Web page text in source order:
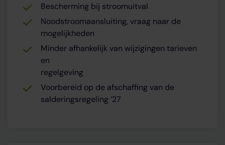
Bescherming bij stroomuitval
Noodstroomaansluiting, vraag naar de
mogelijkheden
Minder afhankelijk van wijzigingen tarieven
en
regelgeving
Voorbereid op de afschaffing van de
salderingsregeling ‘27